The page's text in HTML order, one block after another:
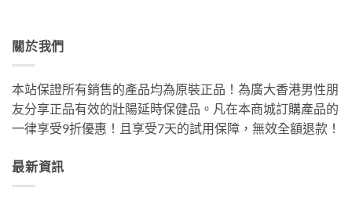
關於我們
本站保證所有銷售的產品均為原裝正品！為廣大香港男性朋
友分享正品有效的壯陽延時保健品。凡在本商城訂購產品的
一律享受9折優惠！且享受7天的試用保障，無效全額退款！
最新資訊